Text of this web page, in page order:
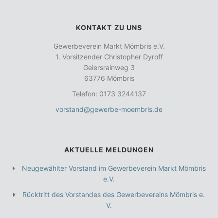
KONTAKT ZU UNS
Gewerbeverein Markt Mömbris e.V.
1. Vorsitzender Christopher Dyroff
Geiersrainweg 3
63776 Mömbris
Telefon: 0173 3244137
vorstand@gewerbe-moembris.de
AKTUELLE MELDUNGEN
Neugewählter Vorstand im Gewerbeverein Markt Mömbris
e.V.
Rücktritt des Vorstandes des Gewerbevereins Mömbris e.
V.